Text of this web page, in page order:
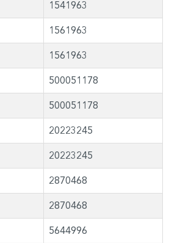
1541963
1561963
1561963
500051178
500051178
20223245
20223245
2870468
2870468
5644996